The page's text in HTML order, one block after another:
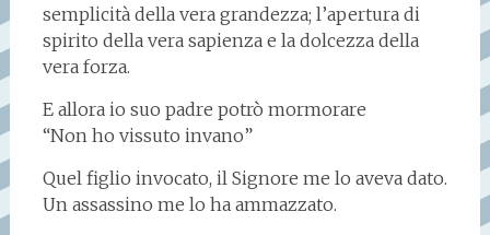
semplicità della vera grandezza; l’apertura di
spirito della vera sapienza e la dolcezza della
vera forza.
E allora io suo padre potrò mormorare
“Non ho vissuto invano”
Quel figlio invocato, il Signore me lo aveva dato.
Un assassino me lo ha ammazzato.